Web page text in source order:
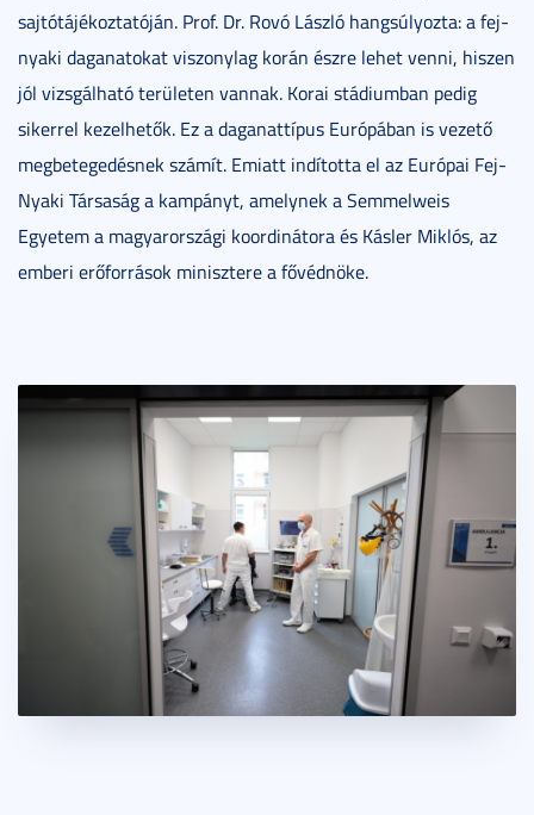
sajtótájékoztatóján. Prof. Dr. Rovó László hangsúlyozta: a fej-
nyaki daganatokat viszonylag korán észre lehet venni, hiszen
jól vizsgálható területen vannak. Korai stádiumban pedig
sikerrel kezelhetők. Ez a daganattípus Európában is vezető
megbetegedésnek számít. Emiatt indította el az Európai Fej-
Nyaki Társaság a kampányt, amelynek a Semmelweis
Egyetem a magyarországi koordinátora és Kásler Miklós, az
emberi erőforrások minisztere a fővédnöke.